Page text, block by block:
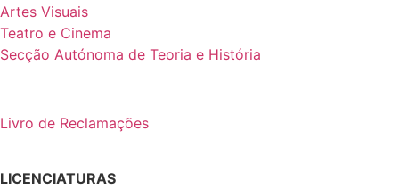
Artes Visuais
Teatro e Cinema
Secção Autónoma de Teoria e História
Livro de Reclamações
LICENCIATURAS